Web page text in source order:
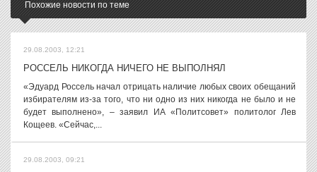
Похожие новости по теме
29.08.2003, 12:21
РОССЕЛЬ НИКОГДА НИЧЕГО НЕ ВЫПОЛНЯЛ
«Эдуард Россель начал отрицать наличие любых своих обещаний
избирателям из-за того, что ни одно из них никогда не было и не
будет выполнено», – заявил ИА «Политсовет» политолог Лев
Кощеев. «Сейчас,...
29.08.2003, 09:21